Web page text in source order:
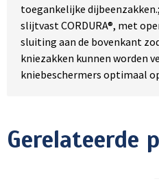
toegankelijke
slijtvast CORDURA®, met
sluiting aan de bovenkant
kniezakken kunnen worden
kniebeschermers optimaal
Gerelateerde